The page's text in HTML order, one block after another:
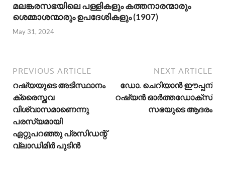
മലങ്കരസഭയിലെ പള്ളികളും കത്തനാരന്മാരും
ശെമ്മാശന്മാരും ഉപദേശികളും (1907)
May 31, 2024
PREVIOUS ARTICLE
റഷ്യയുടെ അടിസ്ഥാനം
ക്രൈസ്തവ
വിശ്വാസമാണെന്നു
പരസ്യമായി
ഏറ്റുപറഞ്ഞു പ്രസിഡന്റ്
വ്ലാഡിമിര്‍ പുടിന്‍
NEXT ARTICLE
ഡോ. ചെറിയാൻ ഈപ്പന്
റഷ്യൻ ഓർത്തഡോക്സ്‌
സഭയുടെ ആദരം